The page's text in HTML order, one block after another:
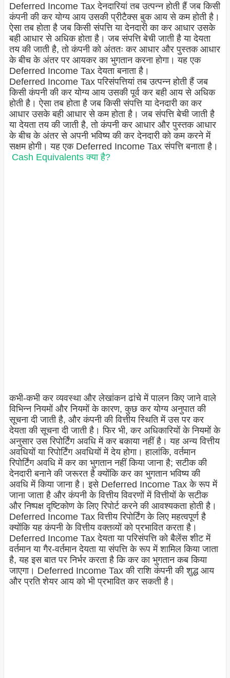
Deferred Income Tax देनदारियां तब उत्पन्न होती हैं जब किसी
कंपनी की कर योग्य आय उसकी प्रीटैक्स बुक आय से कम होती है।
ऐसा तब होता है जब किसी संपत्ति या देनदारी का कर आधार उसके
बही आधार से अधिक होता है। जब संपत्ति बेची जाती है या देयता
तय की जाती है, तो कंपनी को अंततः कर आधार और पुस्तक आधार
के बीच के अंतर पर आयकर का भुगतान करना होगा। यह एक
Deferred Income Tax देयता बनाता है।
Deferred Income Tax परिसंपत्तियां तब उत्पन्न होती हैं जब
किसी कंपनी की कर योग्य आय उसकी पूर्व कर बही आय से अधिक
होती है। ऐसा तब होता है जब किसी संपत्ति या देनदारी का कर
आधार उसके बही आधार से कम होता है। जब संपत्ति बेची जाती है
या देयता तय की जाती है, तो कंपनी कर आधार और पुस्तक आधार
के बीच के अंतर से अपनी भविष्य की कर देनदारी को कम करने में
सक्षम होगी। यह एक Deferred Income Tax संपत्ति बनाता है।
Cash Equivalents क्या है?
कभी-कभी कर व्यवस्था और लेखांकन ढांचे में पालन किए जाने वाले
विभिन्न नियमों और नियमों के कारण, कुछ कर योग्य अनुपात की
सूचना दी जाती है, और कंपनी की वित्तीय स्थिति में उस पर कर
देयता की सूचना दी जाती है। फिर भी, कर अधिकारियों के नियमों के
अनुसार उस रिपोर्टिंग अवधि में कर बकाया नहीं है। यह अन्य वित्तीय
अवधियों या रिपोर्टिंग अवधियों में देय होगा। हालांकि, वर्तमान
रिपोर्टिंग अवधि में कर का भुगतान नहीं किया जाना है; सटीक की
देनदारी बनाने की जरूरत है क्योंकि कर का भुगतान भविष्य की
अवधि में किया जाना है। इसे Deferred Income Tax के रूप में
जाना जाता है और कंपनी के वित्तीय विवरणों में वित्तीयों के सटीक
और निष्पक्ष दृष्टिकोण के लिए रिपोर्ट करने की आवश्यकता होती है।
Deferred Income Tax वित्तीय रिपोर्टिंग के लिए महत्वपूर्ण है
क्योंकि यह कंपनी के वित्तीय वक्तव्यों को प्रभावित करता है।
Deferred Income Tax देयता या परिसंपत्ति को बैलेंस शीट में
वर्तमान या गैर-वर्तमान देयता या संपत्ति के रूप में शामिल किया जाता
है, यह इस बात पर निर्भर करता है कि कर का भुगतान कब किया
जाएगा। Deferred Income Tax की राशि कंपनी की शुद्ध आय
और प्रति शेयर आय को भी प्रभावित कर सकती है।